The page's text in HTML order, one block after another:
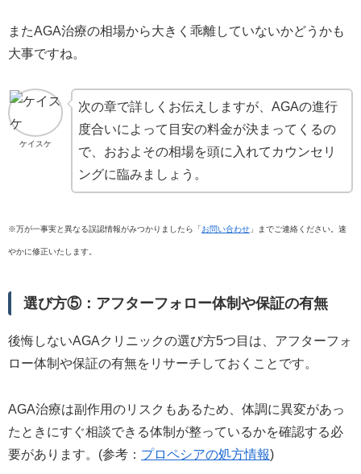
またAGA治療の相場から大きく乖離していないかどうかも
大事ですね。
ケイスケ
次の章で詳しくお伝えしますが、AGAの進行
度合いによって目安の料金が決まってくるの
で、おおよその相場を頭に入れてカウンセリ
ングに臨みましょう。
※万が一事実と異なる誤認情報がみつかりましたら「お問い合わせ 」までご連絡ください。速
やかに修正いたします。
選び方⑤：アフターフォロー体制や保証の有無
後悔しないAGAクリニックの選び方5つ目は、アフターフォ
ロー体制や保証の有無をリサーチしておくことです。
AGA治療は副作用のリスクもあるため、体調に異変があっ
たときにすぐ相談できる体制が整っているかを確認する必
要があります。(参考： プロペシアの処方情報)